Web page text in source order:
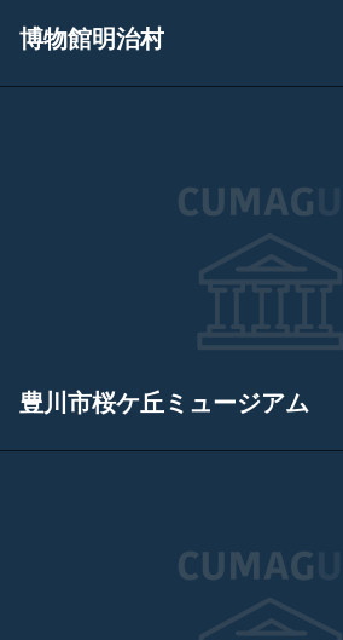
博物館明治村
豊川市桜ケ丘ミュージアム